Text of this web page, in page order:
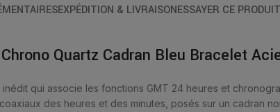
EXPÉDITION & LIVRAISONESSAYER CE
Quartz Cadran Bleu Bracelet
qui associe les fonctions GMT 24 heures et
des heures et des minutes, posés sur un cadran